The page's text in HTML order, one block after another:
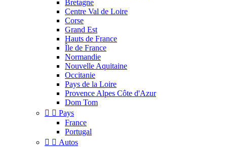
Bretagne
Centre Val de Loire
Corse
Grand Est
Hauts de France
Île de France
Normandie
Nouvelle Aquitaine
Occitanie
Pays de la Loire
Provence Alpes Côte d'Azur
Dom Tom
  Pays
France
Portugal
  Autos